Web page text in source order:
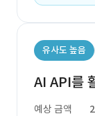
유사도 높음
AI API를
예상 금액